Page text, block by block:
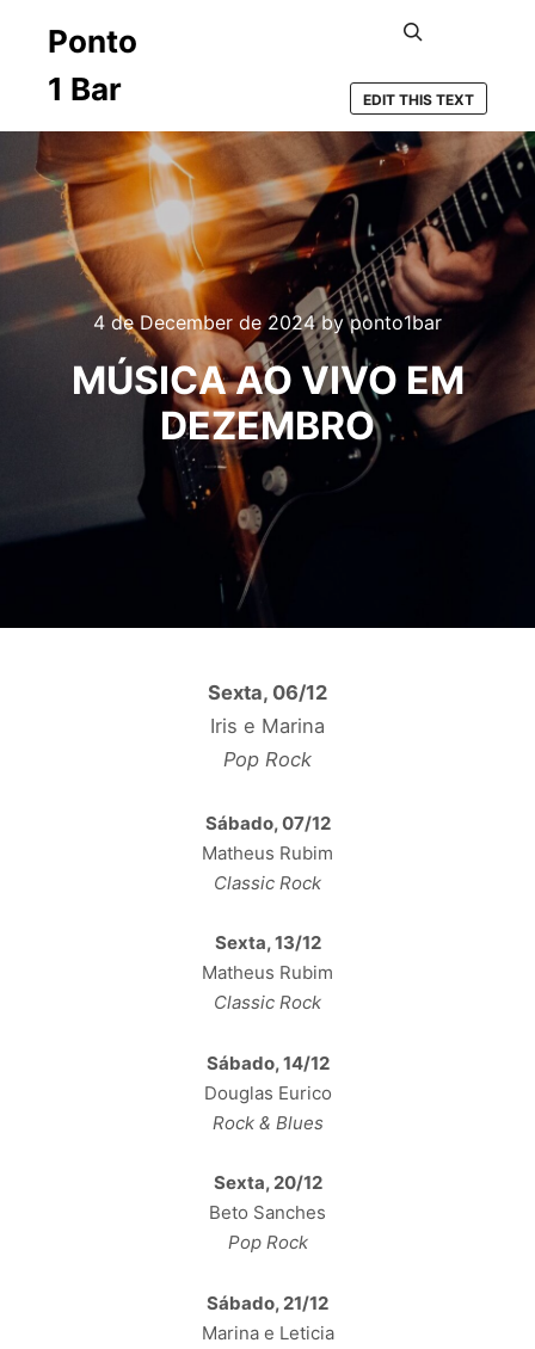
Ponto
1 Bar
EDIT THIS TEXT
4 de December de 2024byponto1bar
MÚSICA AO VIVO EM
DEZEMBRO
Sexta, 06/12
Iris e Marina
Pop Rock
Sábado, 07/12
Matheus Rubim
Classic Rock
Sexta, 13/12
Matheus Rubim
Classic Rock
Sábado, 14/12
Douglas Eurico
Rock & Blues
Sexta, 20/12
Beto Sanches
Pop Rock
Sábado, 21/12
Marina e Leticia